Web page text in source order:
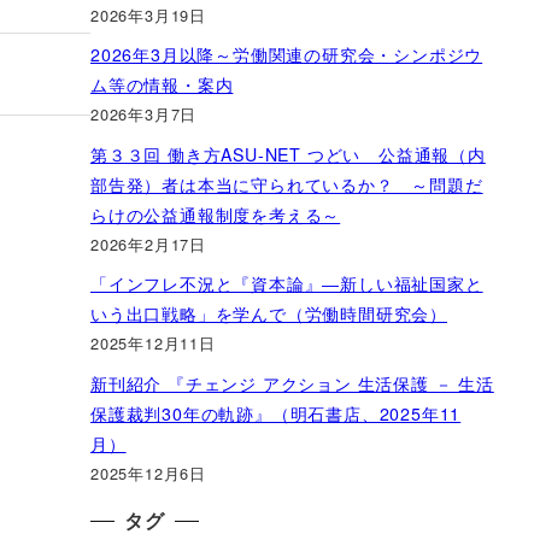
2026年3月19日
2026年3月以降～労働関連の研究会・シンポジウ
ム等の情報・案内
2026年3月7日
第３３回 働き方ASU-NET つどい 公益通報（内
部告発）者は本当に守られているか？ ～問題だ
らけの公益通報制度を考える～
2026年2月17日
「インフレ不況と『資本論』―新しい福祉国家と
いう出口戦略」を学んで（労働時間研究会）
2025年12月11日
新刊紹介 『チェンジ アクション 生活保護 － 生活
保護裁判30年の軌跡』（明石書店、2025年11
月）
2025年12月6日
タグ